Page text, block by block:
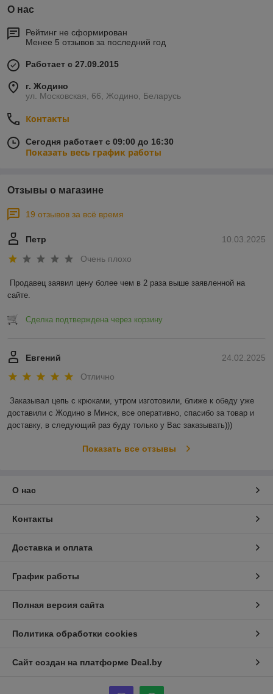
О нас
Рейтинг не сформирован
Менее 5 отзывов за последний год
Работает с 27.09.2015
г. Жодино
ул. Московская, 66, Жодино, Беларусь
Контакты
Сегодня работает с 09:00 до 16:30
Показать весь график работы
Отзывы о магазине
19 отзывов за всё время
10.03.2025
Петр
Очень плохо
Продавец заявил цену более чем в 2 раза выше заявленной на
сайте.
Сделка подтверждена через корзину
24.02.2025
Евгений
Отлично
Заказывал цепь с крюками, утром изготовили, ближе к обеду уже
доставили с Жодино в Минск, все оперативно, спасибо за товар и
доставку, в следующий раз буду только у Вас заказывать)))
Показать все отзывы
О нас
Контакты
Доставка и оплата
График работы
Полная версия сайта
Политика обработки cookies
Сайт создан на платформе Deal.by